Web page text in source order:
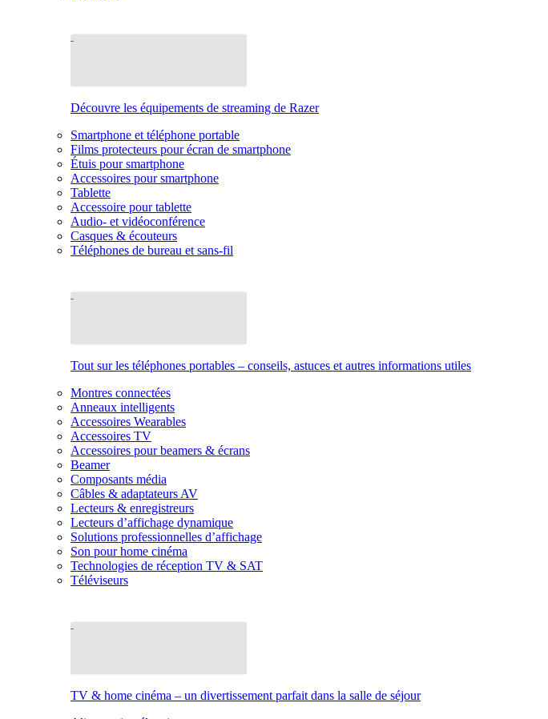
Découvre les équipements de streaming de Razer
Smartphone et téléphone portable
Films protecteurs pour écran de smartphone
Étuis pour smartphone
Accessoires pour smartphone
Tablette
Accessoire pour tablette
Audio- et vidéoconférence
Casques & écouteurs
Téléphones de bureau et sans-fil
Tout sur les téléphones portables – conseils, astuces et autres informations utiles
Montres connectées
Anneaux intelligents
Accessoires Wearables
Accessoires TV
Accessoires pour beamers & écrans
Beamer
Composants média
Câbles & adaptateurs AV
Lecteurs & enregistreurs
Lecteurs d’affichage dynamique
Solutions professionnelles d’affichage
Son pour home cinéma
Technologies de réception TV & SAT
Téléviseurs
TV & home cinéma – un divertissement parfait dans la salle de séjour